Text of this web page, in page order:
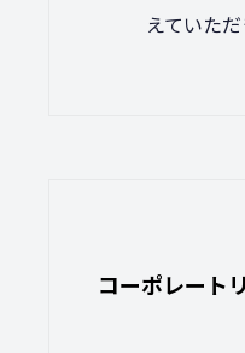
えていただ
コーポレート